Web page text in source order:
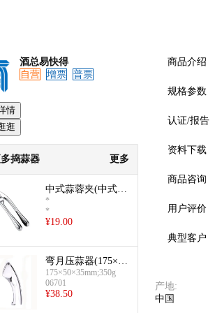
酒总易快得
自营
增票 普票
情
逛
捣蒜器 更多
中式蒜蓉夹(中式蒜
蓉夹)
*
*
¥19.00
弯月压蒜器(175×50
×35mm)
175×50×35mm;350g
06701
¥38.50
商品介绍
规格参数
认证/报告
资料下载
商品咨询
用户评价
典型客户
产地:
中国